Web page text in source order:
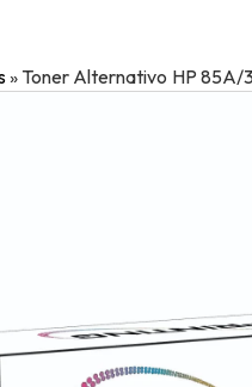
» Toner Alternativo HP